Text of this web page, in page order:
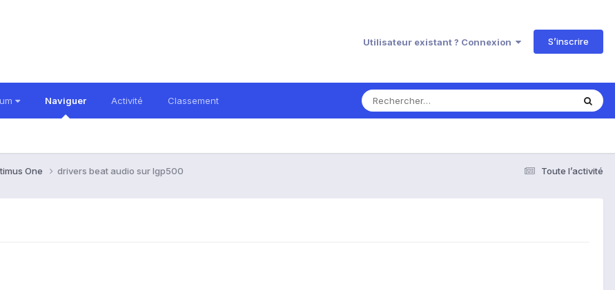
Utilisateur existant ? Connexion S’inscrire
Naviguer Activité Classement
Toute l’activité
One drivers beat audio sur lgp500